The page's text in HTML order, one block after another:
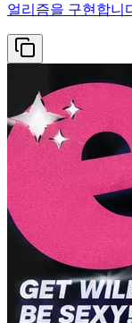
얼리즘을 구현합니